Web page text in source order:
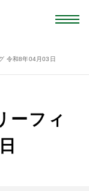
令和8年04月03日
ーフィ